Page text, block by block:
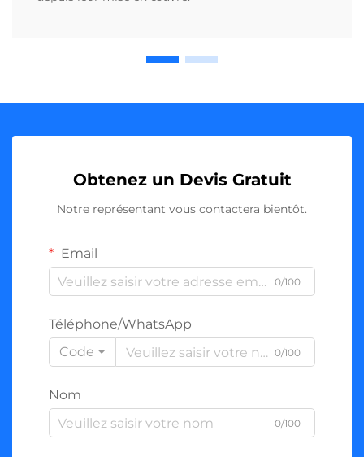
Obtenez un Devis Gratuit
Notre représentant vous contactera bientôt.
Email
0/100
Téléphone/WhatsApp
Code
0/100
Nom
0/100